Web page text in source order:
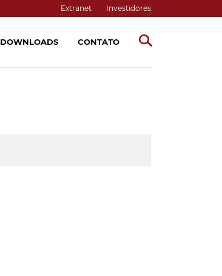
Extranet Investidores
DOWNLOADS CONTATO